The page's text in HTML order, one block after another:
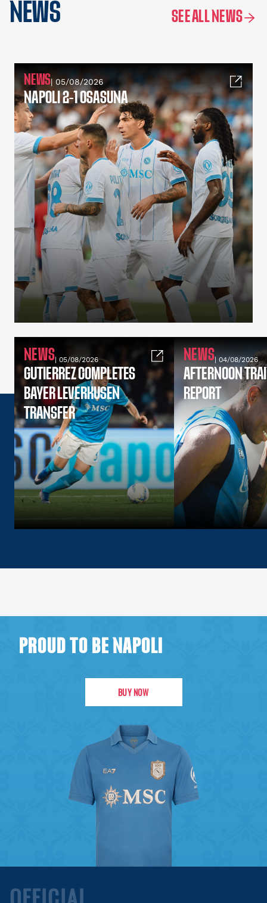
NEWS SEE ALL NEWS
NEWS| 05/08/2026
NAPOLI 2-1 OSASUNA
NEWS| 05/08/2026
GUTIERREZ COMPLETES
BAYER LEVERKUSEN
TRANSFER
NEWS| 04/08/2026
AFTERNOON
REPORT
PROUD TO BE NAPOLI
BUY NOW